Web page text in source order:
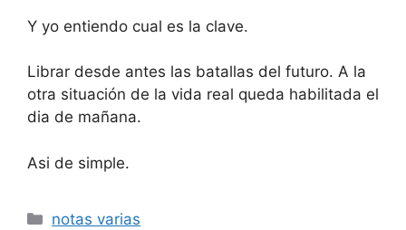
Y yo entiendo cual es la clave.
Librar desde antes las batallas del futuro. A la
otra situación de la vida real queda habilitada el
dia de mañana.
Asi de simple.
Categorías
notas varias